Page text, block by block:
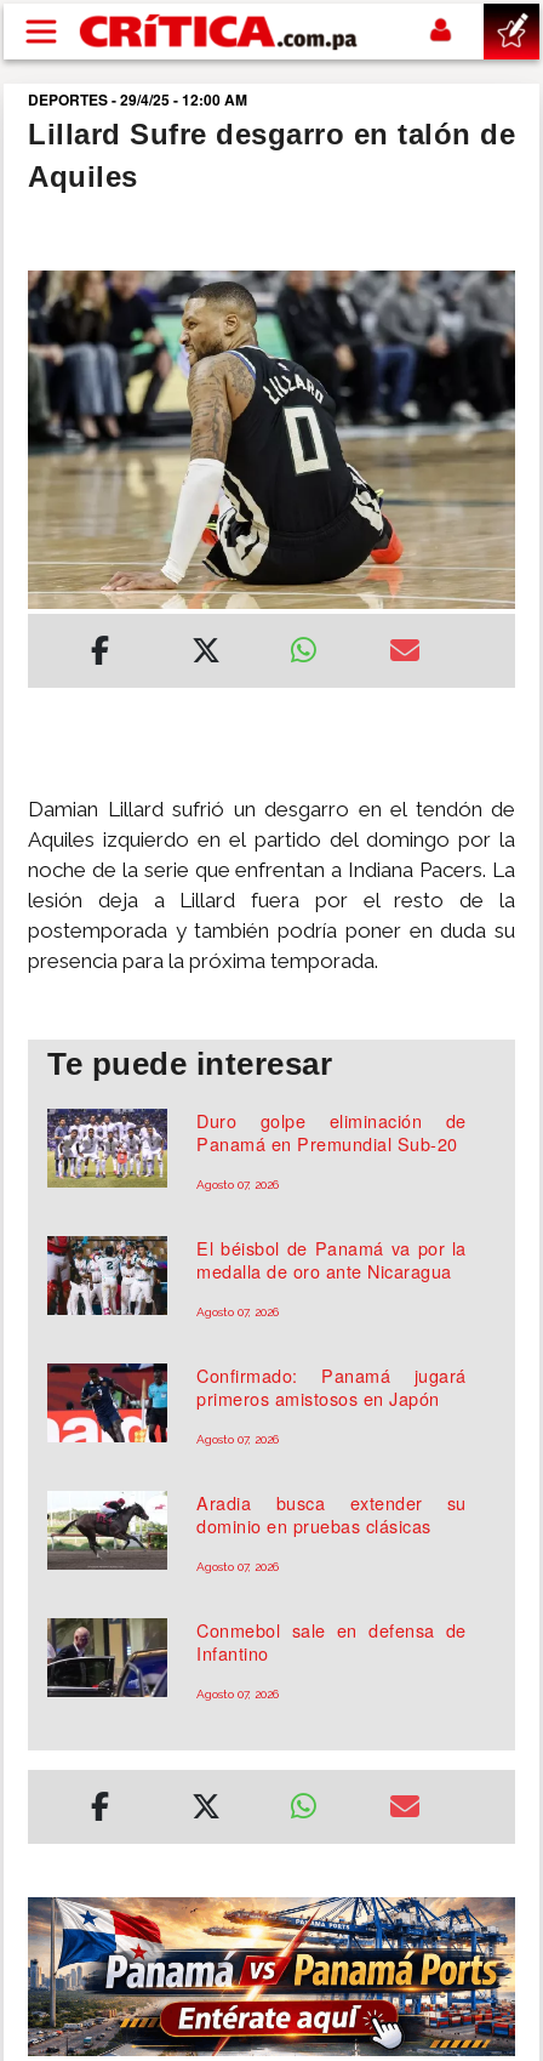
Pasar al contenido principal
buscar
SUCESOS
POLÍTICA
SHOW
DEPORTES
MUNDO
INSÓLITAS
MULTIMEDIA
DEPORTES - 29/4/25 - 12:00 AM
Lillard Sufre desgarro en talón de
Aquiles
Damian Lillard sufrió un desgarro en el tendón de
Aquiles izquierdo en el partido del domingo por la
noche de la serie que enfrentan a Indiana Pacers. La
lesión deja a Lillard fuera por el resto de la
postemporada y también podría poner en duda su
presencia para la próxima temporada.
Te puede interesar
Duro golpe eliminación de
Panamá en Premundial Sub-20
Agosto 07, 2026
El béisbol de Panamá va por la
medalla de oro ante Nicaragua
Agosto 07, 2026
Confirmado: Panamá jugará
primeros amistosos en Japón
Agosto 07, 2026
Aradia busca extender su
dominio en pruebas clásicas
Agosto 07, 2026
Conmebol sale en defensa de
Infantino
Agosto 07, 2026